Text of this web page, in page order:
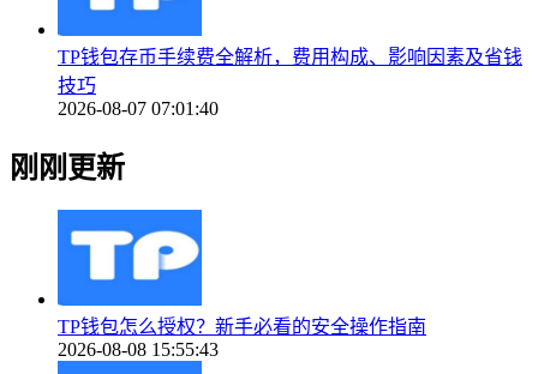
TP钱包存币手续费全解析，费用构成、影响因素及省钱
技巧
2026-08-07 07:01:40
刚刚更新
TP钱包怎么授权？新手必看的安全操作指南
2026-08-08 15:55:43